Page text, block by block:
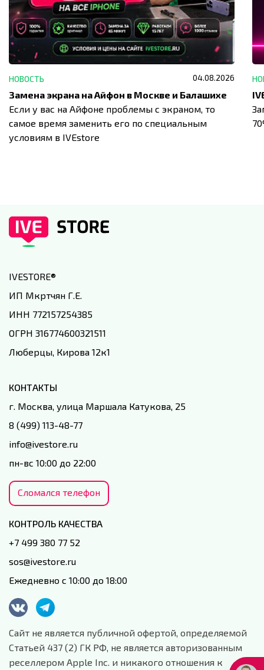
НОВОСТЬ 04.08.2026
Замена экрана на Айфон в Москве и Балашихе
Если у вас на Айфоне проблемы с экраном, то
самое время заменить его по специальным
условиям в IVEstore
IVESTORE®
ИП Мкртчян Г.Е.
ИНН 772157254385
ОГРН 316774600321511
Люберцы, Кирова 12к1
КОНТАКТЫ
г. Москва, улица Маршала Катукова, 25
8 (499) 113-48-77
info@ivestore.ru
пн-вс 10:00 до 22:00
Сломался телефон
КОНТРОЛЬ КАЧЕСТВА
+7 499 380 77 52
sos@ivestore.ru
Ежедневно с 10:00 до 18:00
Сайт не является публичной офертой, определяемой
Статьей 437 (2) ГК РФ, не является авторизованным
реселлером Apple Inc. и никакого отношения к